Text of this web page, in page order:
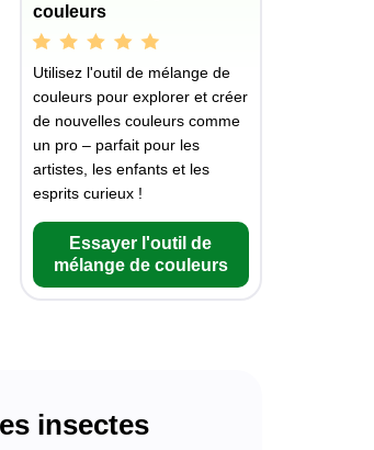
couleurs
Utilisez l'outil de mélange de
couleurs pour explorer et créer
de nouvelles couleurs comme
un pro – parfait pour les
artistes, les enfants et les
esprits curieux !
Essayer l'outil de
mélange de couleurs
insectes